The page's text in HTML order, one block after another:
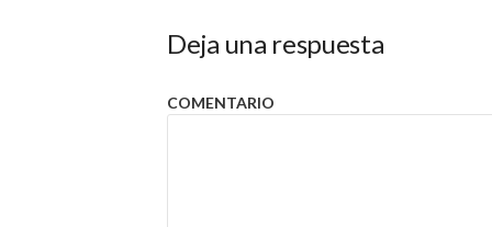
Deja una respuesta
COMENTARIO